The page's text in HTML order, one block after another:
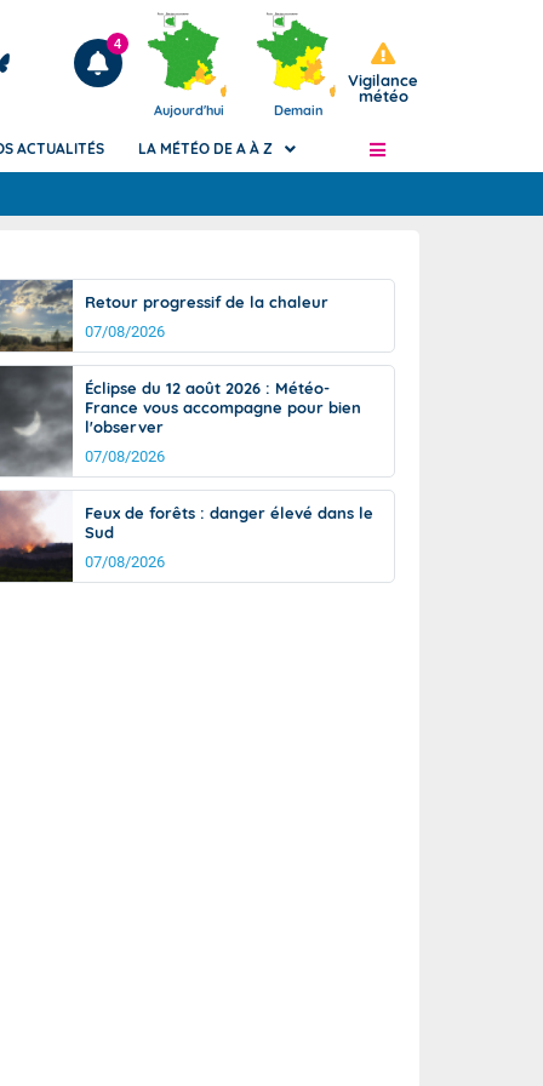
Articles
4
Aujourd'hui Demain
Vigilance
météo
de
Phénomènes dangereux de J+2 à J+7
Avertissement pluies intenses à l'échelle
des communes (Apic)
Bulletins Marine
Bulletins d'estimation du risque
d'avalanche
Météo des forêts
Vigicrues
ACTUALITÉS LA MÉTÉO DE A À Z
Retour progressif de la chaleur
07/08/2026
Éclipse du 12 août 2026 : Météo-
France vous accompagne pour bien
l'observer
07/08/2026
Feux de forêts : danger élevé dans le
Sud
07/08/2026